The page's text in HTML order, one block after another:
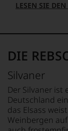
das
Expertenrunde
Bitte
Sie
auch
unsere
Erläuterungen,
dann
LESEN SIE
DIE
Silvaner
Der Silvaner ist
Deutschland
das Elsass
Weinbergen